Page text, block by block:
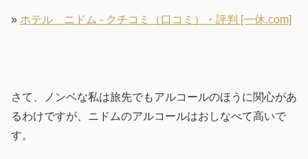
» ホテル ニドム - クチコミ（口コミ）・評判 [一休.com]
さて、ノンベな私は旅先でもアルコールのほうに関心があ
るわけですが、ニドムのアルコールはおしなべて高いで
す。